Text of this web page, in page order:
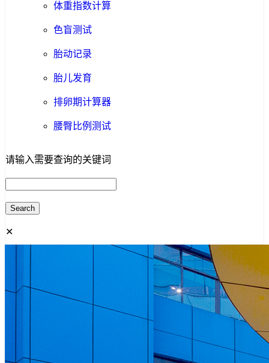
体重指数计算
色盲测试
胎动记录
胎儿发育
排卵期计算器
腰臀比例测试
请输入需要查询的关键词
✕